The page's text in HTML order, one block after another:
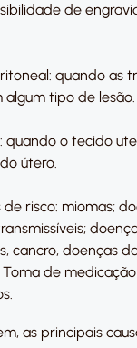
de
quando as
algum tipo de lesão.
quando o tecido
útero.
risco: miomas;
cancro, doenças
Toma de
as principais